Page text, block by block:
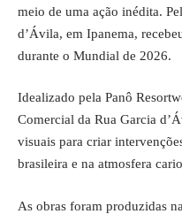
meio de uma ação inédita.
d’Ávila, em Ipanema,
durante o Mundial de 2026.
Idealizado pela Panô
Comercial da Rua Garcia
visuais para criar
brasileira e na atmosfera
As obras foram produzidas